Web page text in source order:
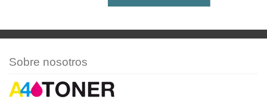
Sobre nosotros